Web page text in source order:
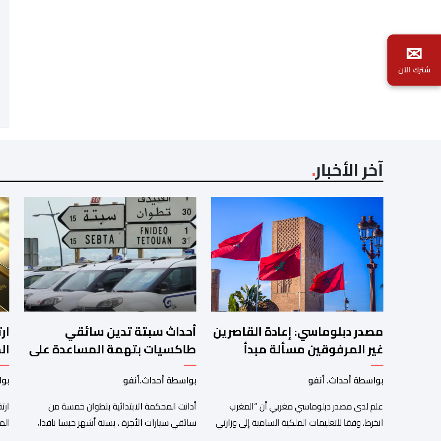
آخر الأخبار
مصدر دبلوماسي: إعادة القاصرين
غير المرفوقين مسألة مبدأ
قائمة على التعليمات الملكية
السامية
بواسطة أحداث. أنفو
علم لدى مصدر دبلوماسي مغربي أن “المغرب
انخرط، وفقا للتعليمات الملكية السامية إلى وزارتي
أحداث سبتة تدين سائقي
طاكسيات بتهمة المساعدة على
الهجرة غير النظامية
بواسطة أحداث.أنفو
أدانت المحكمة الابتدائية بتطوان خمسة من
سائقي سيارات الأجرة ، بستة أشهر حبسا نافذا،
✉
شترك الآن